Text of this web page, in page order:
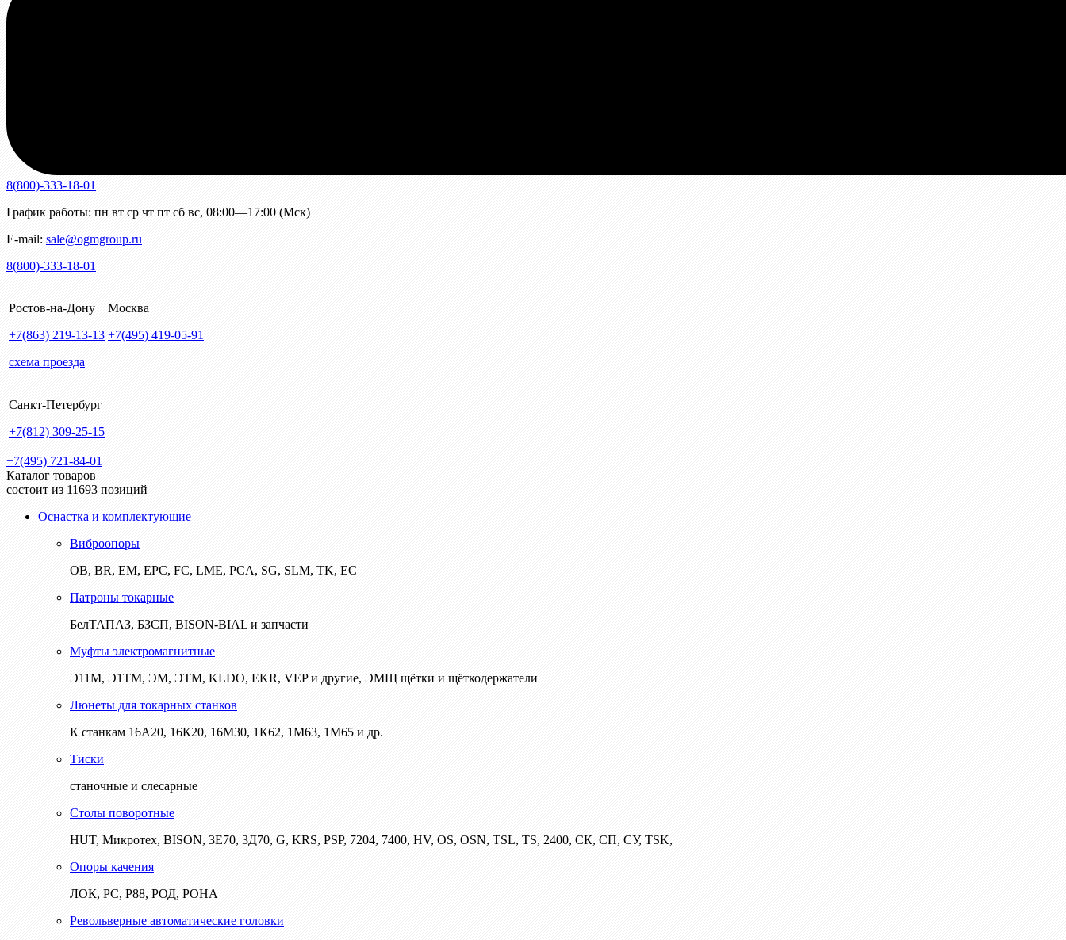
8(800)-333-18-01
График работы: пн вт ср чт пт сб вс, 08:00—17:00 (Мск)
E-mail: sale@ogmgroup.ru
8(800)-333-18-01
Ростов-на-Дону
+7(863) 219-13-13
схема проезда
Москва
+7(495) 419-05-91
Санкт-Петербург
+7(812) 309-25-15
+7(495) 721-84-01
Каталог товаров
состоит из 11693 позиций
Оснастка и комплектующие
Виброопоры
ОВ, BR, EM, EPC, FC, LME, PCA, SG, SLM, TK, EC
Патроны токарные
БелТАПАЗ, БЗСП, BISON-BIAL и запчасти
Муфты электромагнитные
Э11М, Э1ТМ, ЭМ, ЭТМ, KLDO, EKR, VEP и другие, ЭМЩ щётки и щёткодержатели
Люнеты для токарных станков
К станкам 16А20, 16К20, 16М30, 1К62, 1М63, 1М65 и др.
Тиски
станочные и слесарные
Столы поворотные
HUT, Микротех, BISON, 3Е70, 3Д70, G, KRS, PSP, 7204, 7400, HV, OS, OSN, TSL, TS, 2400, СК, СП, СУ, TSK,
Опоры качения
ЛОК, РС, Р88, РОД, РОНА
Револьверные автоматические головки